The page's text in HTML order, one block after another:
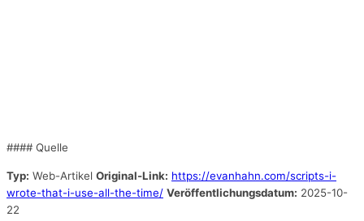
#### Quelle
Typ: Web-Artikel Original-Link: https://evanhahn.com/scripts-i-
wrote-that-i-use-all-the-time/ Veröffentlichungsdatum: 2025-10-
22